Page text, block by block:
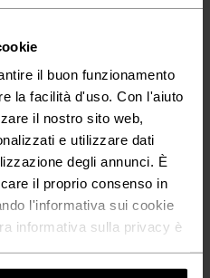
il buon funzionamento
la facilità d'uso. Con l'aiuto
il nostro sito web,
e utilizzare dati
degli annunci. È
il proprio consenso in
l'informativa sui cookie
informativa sulla privacy è
resistente che allontana
pieghe o restringersi e
dopo anni di utilizzo. È
i base layer.
TEMPERATURA